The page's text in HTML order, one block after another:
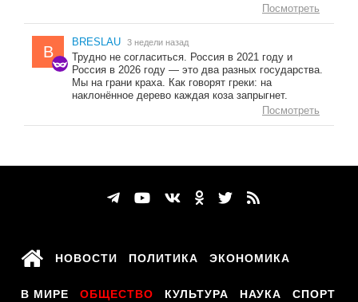
Посмотреть
B
BRESLAU 3 недели назад
Трудно не согласиться. Россия в 2021 году и
Россия в 2026 году — это два разных государства.
Мы на грани краха. Как говорят греки: на
наклонённое дерево каждая коза запрыгнет.
Посмотреть
НОВОСТИ ПОЛИТИКА ЭКОНОМИКА
В МИРЕ ОБЩЕСТВО КУЛЬТУРА НАУКА СПОРТ